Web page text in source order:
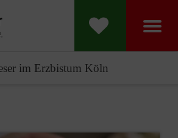
im Erzbistum Köln